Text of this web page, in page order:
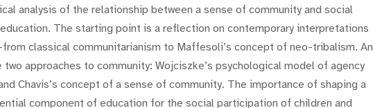
analysis of the relationship between a sense of community and social
The starting point is a reflection on contemporary interpretations
classical communitarianism to Maffesoli’s concept of neo-tribalism. An
approaches to community: Wojciszke’s psychological model of agency
Chavis’s concept of a sense of community. The importance of shaping a
component of education for the social participation of children and